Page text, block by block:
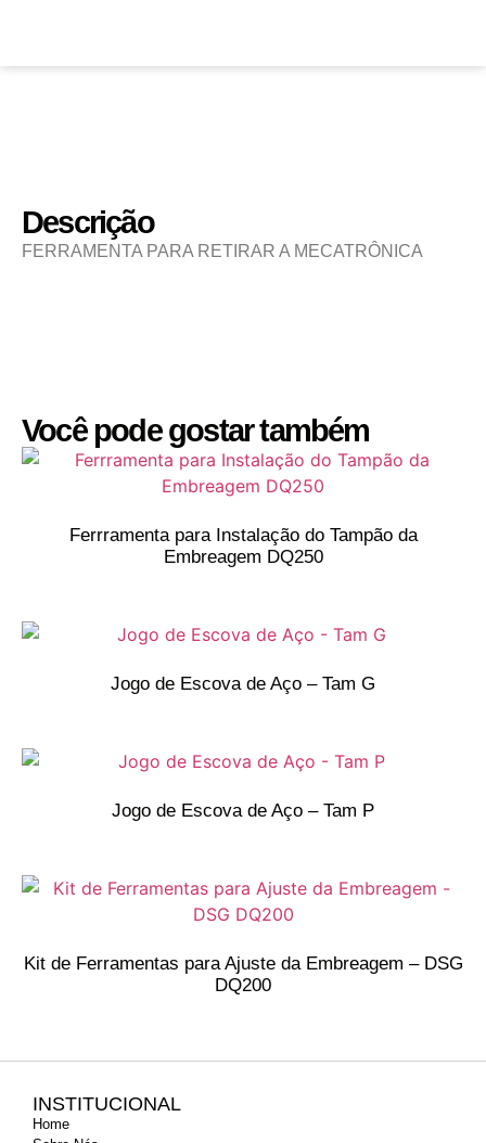
Descrição
FERRAMENTA PARA RETIRAR A MECATRÔNICA
Você pode gostar também
Ferrramenta para Instalação do Tampão da
Embreagem DQ250
Jogo de Escova de Aço – Tam G
Jogo de Escova de Aço – Tam P
Kit de Ferramentas para Ajuste da Embreagem – DSG
DQ200
INSTITUCIONAL
Home